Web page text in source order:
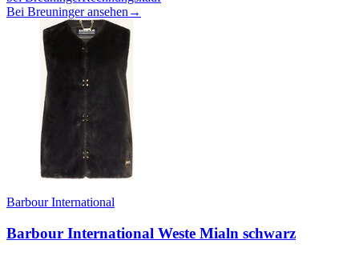
Bei Breuninger ansehen→
Barbour International
Barbour International Weste Mialn schwarz